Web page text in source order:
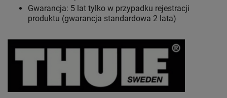
Gwarancja: 5 lat tylko w przypadku rejestracji
produktu (gwarancja standardowa 2 lata)